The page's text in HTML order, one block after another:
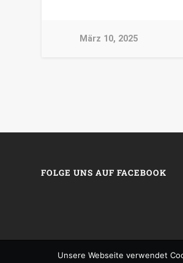
März 10, 2025
FOLGE UNS AUF FACEBOOK
Unsere Webseite verwendet